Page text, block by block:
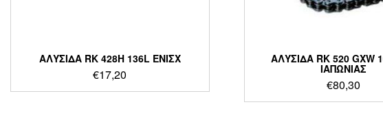
ΑΛΥΣΙΔΑ RK 428H 136L ΕΝΙΣΧ
€17,20
ΑΛΥΣΙΔΑ RK 520 GXW
ΙΑΠΩΝΙΑΣ
€80,30